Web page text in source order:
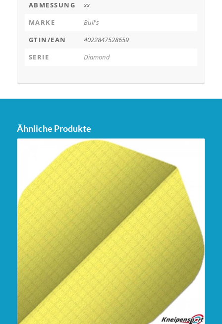
ABMESSUNG
xx
MARKE
Bull's
GTIN/EAN
4022847528659
SERIE
Diamond
Ähnliche Produkte